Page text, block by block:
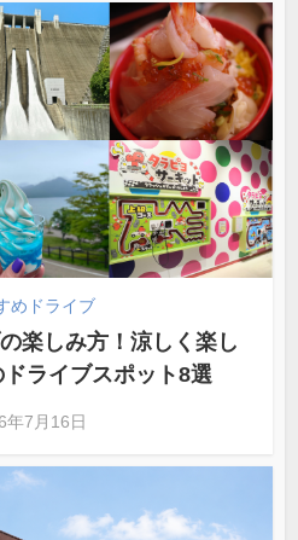
めドライブ
楽しみ方！涼しく楽し
ライブスポット8選
年7月16日